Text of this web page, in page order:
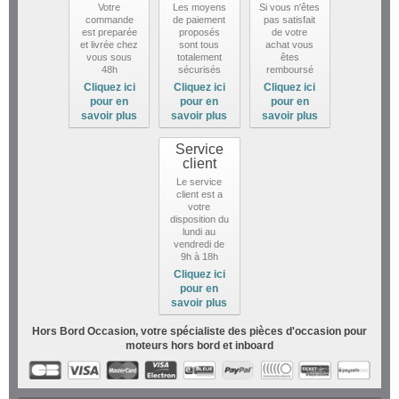
Votre
commande
est preparée
et livrée chez
vous sous
48h
Cliquez ici
pour en
savoir plus
Les moyens
de paiement
proposés
sont tous
totalement
sécurisés
Cliquez ici
pour en
savoir plus
Si vous n'êtes
pas satisfait
de votre
achat vous
êtes
remboursé
Cliquez ici
pour en
savoir plus
Service
client
Le service
client est a
votre
disposition du
lundi au
vendredi de
9h à 18h
Cliquez ici
pour en
savoir plus
Hors Bord Occasion, votre spécialiste des pièces d'occasion pour
moteurs hors bord et inboard